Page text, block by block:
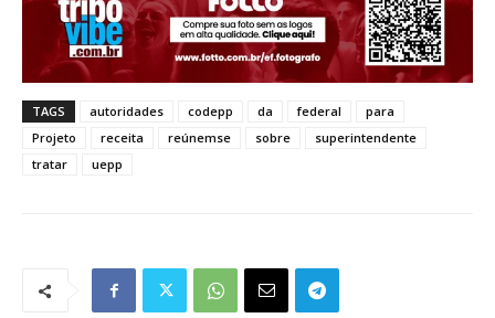
TAGS autoridades codepp da federal
para
Projeto
receita reúnemse sobre
superintendente
tratar
uepp